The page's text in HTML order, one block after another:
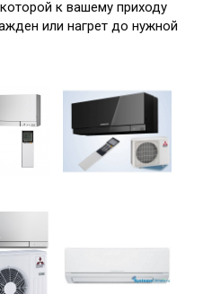
к вашему приходу
или нагрет до нужной